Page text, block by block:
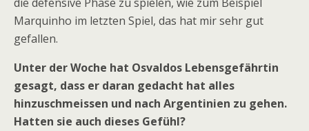
Marquinho im letzten Spiel, das hat mir sehr gut
gefallen.
Unter der Woche hat Osvaldos Lebensgefährtin
gesagt, dass er daran gedacht hat alles
hinzuschmeissen und nach Argentinien zu gehen.
Hatten sie auch dieses Gefühl?